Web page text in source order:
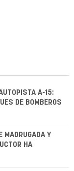
A-15:
DE BOMBEROS
MADRUGADA Y
HA